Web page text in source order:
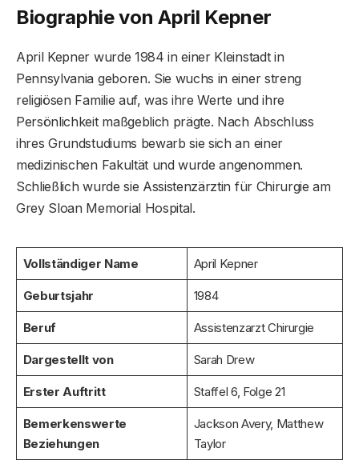
Biographie von April Kepner
April Kepner wurde 1984 in einer Kleinstadt in
Pennsylvania geboren. Sie wuchs in einer streng
religiösen Familie auf, was ihre Werte und ihre
Persönlichkeit maßgeblich prägte. Nach Abschluss
ihres Grundstudiums bewarb sie sich an einer
medizinischen Fakultät und wurde angenommen.
Schließlich wurde sie Assistenzärztin für Chirurgie am
Grey Sloan Memorial Hospital.
Vollständiger Name April Kepner
Geburtsjahr 1984
Beruf Assistenzarzt Chirurgie
Dargestellt von Sarah Drew
Erster Auftritt Staffel 6, Folge 21
Bemerkenswerte
Beziehungen
Jackson Avery, Matthew
Taylor